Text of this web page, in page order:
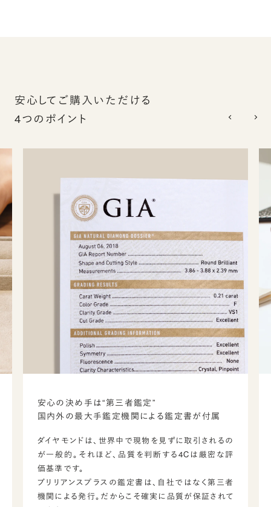
安心してご購入いただける
4つのポイント
安心の決め手は“第三者鑑定”
国内外の最大手鑑定機関による鑑定書が付属
ダイヤモンドは、世界中で現物を見ずに取引されるの
が一般的。それほど、品質を判断する4Cは厳密な評
価基準です。
ブリリアンスプラスの鑑定書は、自社ではなく第三者
機関による発行。だからこそ確実に品質が保証されて